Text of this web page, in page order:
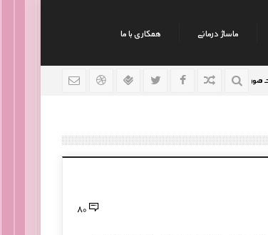
ماساژ درمانی همکاری با ما
نکات جالب روانشناسی 9 سال قبل
80